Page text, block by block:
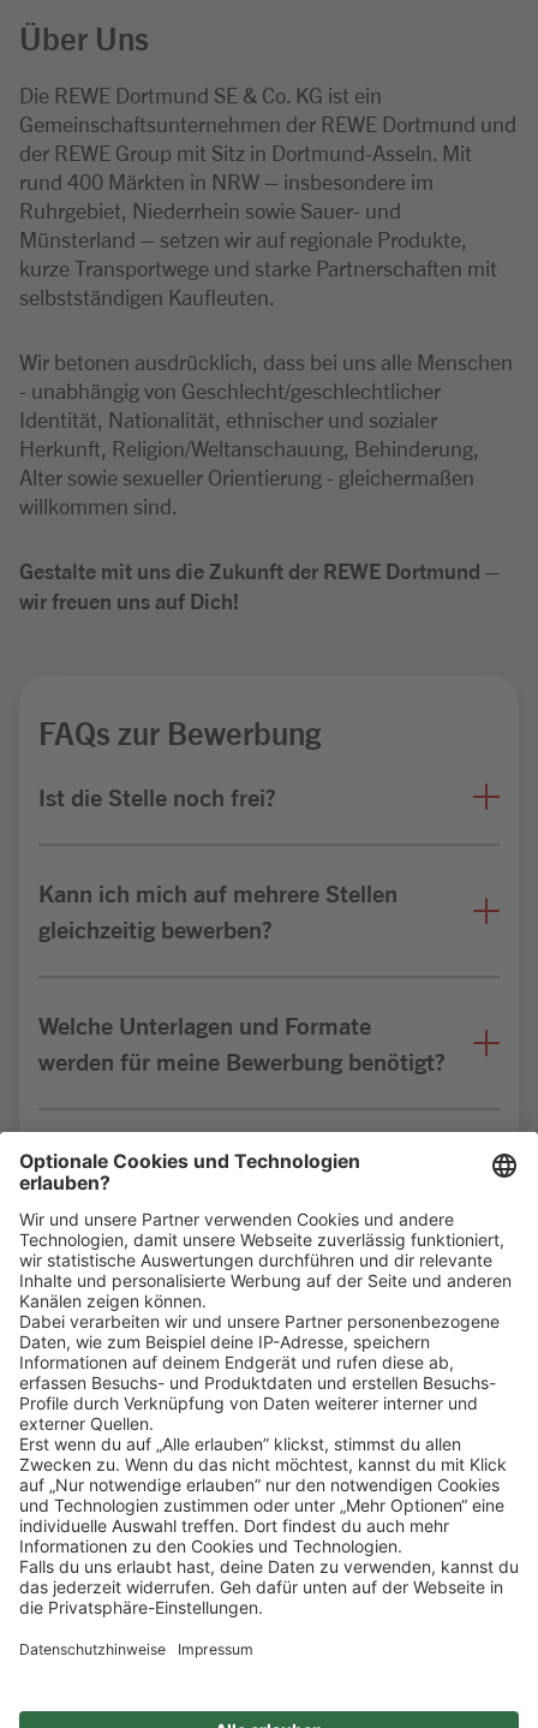
Über Uns
Die REWE Dortmund SE & Co. KG ist ein
Gemeinschaftsunternehmen der REWE Dortmund und
der REWE Group mit Sitz in Dortmund-Asseln. Mit
rund 400 Märkten in NRW – insbesondere im
Ruhrgebiet, Niederrhein sowie Sauer- und
Münsterland – setzen wir auf regionale Produkte,
kurze Transportwege und starke Partnerschaften mit
selbstständigen Kaufleuten.
Wir betonen ausdrücklich, dass bei uns alle Menschen
- unabhängig von Geschlecht/geschlechtlicher
Identität, Nationalität, ethnischer und sozialer
Herkunft, Religion/Weltanschauung, Behinderung,
Alter sowie sexueller Orientierung - gleichermaßen
willkommen sind.
Gestalte mit uns die Zukunft der REWE Dortmund –
wir freuen uns auf Dich!
FAQs zur Bewerbung
Ist die Stelle noch frei?
Kann ich mich auf mehrere Stellen
gleichzeitig bewerben?
Welche Unterlagen und Formate
werden für meine Bewerbung benötigt?
Bin ich für die Stelle geeignet?
Klickehier, um alle offenen Jobs zu sehen.
Impressum Datenschutz
Privatsphäre-Einstellungen
FAQ
Veranstaltungen
Sitemap